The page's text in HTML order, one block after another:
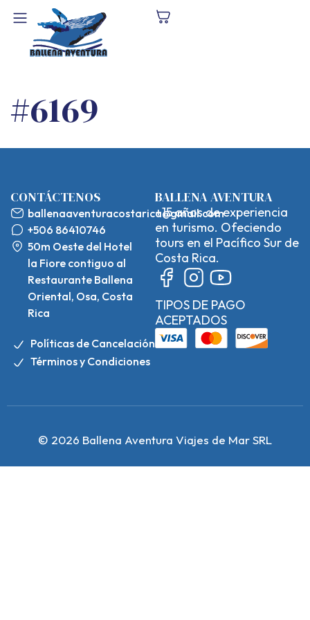
#6169
CONTÁCTENOS
ballenaaventuracostarica@gmail.com
+506 86410746
50m Oeste del Hotel
la Fiore contiguo al
Restaurante Ballena
Oriental, Osa, Costa
Rica
Políticas de Cancelación
Términos y Condiciones
BALLENA AVENTURA
+15 años de experiencia
en turismo. Ofeciendo
tours en el Pacífico Sur de
Costa Rica.
TIPOS DE PAGO
ACEPTADOS
© 2026 Ballena Aventura Viajes de Mar SRL